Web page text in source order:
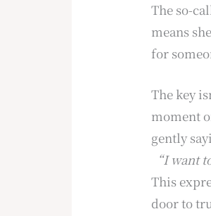
The so-
means
for
The key
moment
gently
“I want
This
door to